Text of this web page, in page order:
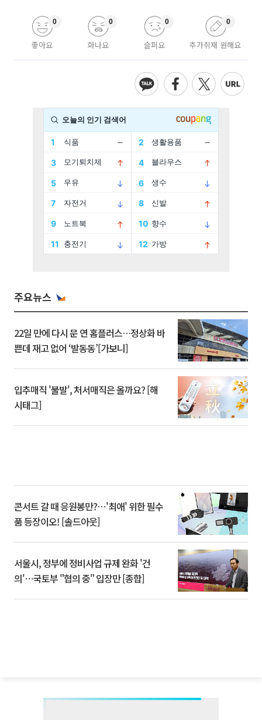
좋아요
0
화나요
0
슬퍼요
0
추가취재 원해요
0
주요뉴스
22일 만에 다시 문 연 홈플러스…정상화 바
쁜데 재고 없어 ‘발동동’[가보니]
입추매직 '불발', 처서매직은 올까요? [해
시태그]
콘서트 갈 때 응원봉만?⋯'최애' 위한 필수
품 등장이오! [솔드아웃]
서울시, 정부에 정비사업 규제 완화 '건
의'⋯국토부 "협의 중" 입장만 [종합]